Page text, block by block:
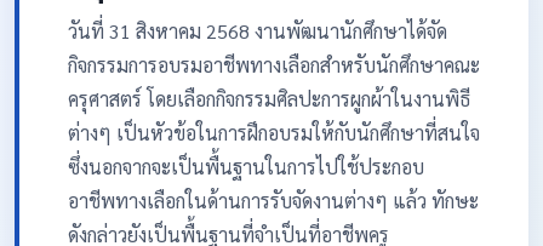
วันที่ 31 สิงหาคม 2568 งานพัฒนานักศึกษาได้จัด
กิจกรรมการอบรมอาชีพทางเลือกสำหรับนักศึกษาคณะ
ครุศาสตร์ โดยเลือกกิจกรรมศิลปะการผูกผ้าในงานพิธี
ต่างๆ เป็นหัวข้อในการฝึกอบรมให้กับนักศึกษาที่สนใจ
ซึ่งนอกจากจะเป็นพื้นฐานในการไปใช้ประกอบ
อาชีพทางเลือกในด้านการรับจัดงานต่างๆ แล้ว ทักษะ
ดังกล่าวยังเป็นพื้นฐานที่จำเป็นที่อาชีพครู